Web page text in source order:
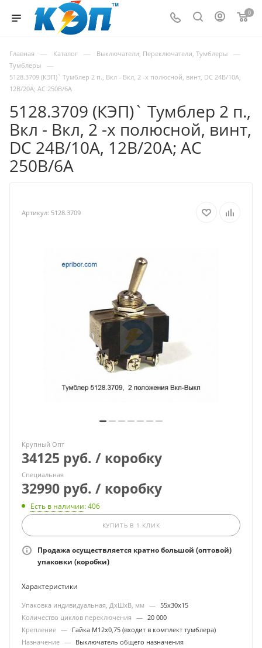
0
Главная — Каталог — Выключатели, Переключатели, Тумблеры —
Тумблеры —
5128.3709 (КЭП)` Тумблер 2 п., Вкл - Вкл, 2 -х полюсной, винт, DC 24В/10А,
12В/20А; AC 250В/6А
5128.3709 (КЭП)` Тумблер 2 п.,
Вкл - Вкл, 2 -х полюсной, винт,
DC 24В/10А, 12В/20А; AC
250В/6А
Артикул: 5128.3709
Крупный Опт
34125 руб. / коробку
Специальная
32990 руб. / коробку
Есть в наличии: 406
КУПИТЬ В 1 КЛИК
Продажа осуществляется кратно большой (оптовой)
упаковки (коробки)
Характеристики
Упаковка индивидуальная, ДхШхВ, мм — 55х30х15
Количество циклов переключения — 20 000
Крепление — Гайка М12х0,75 (входит в комплект тумблера)
Назначение — Выключатель общего назначения